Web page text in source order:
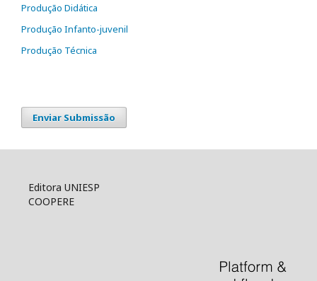
Produção Didática
Produção Infanto-juvenil
Produção Técnica
Enviar Submissão
Editora UNIESP
COOPERE